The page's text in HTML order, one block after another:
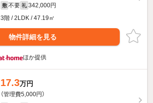
敷 不要 礼 342,000円
3階 / 2LDK / 47.19㎡
物件詳細を見る
ほか提供
17.3万円
（管理費5,000円）